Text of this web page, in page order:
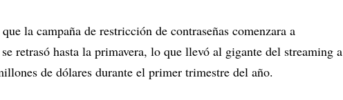
la campaña de restricción de contraseñas comenzara a
retrasó hasta la primavera, lo que llevó al gigante del streaming a
de dólares durante el primer trimestre del año.